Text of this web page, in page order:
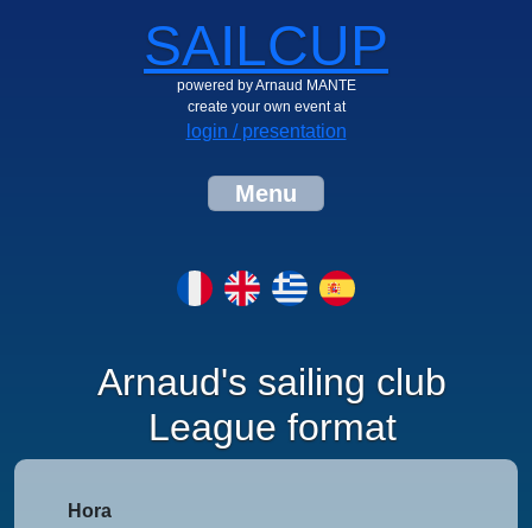
SAILCUP
powered by Arnaud MANTE
create your own event at
login / presentation
Menu
Arnaud's sailing club
League format
Hora